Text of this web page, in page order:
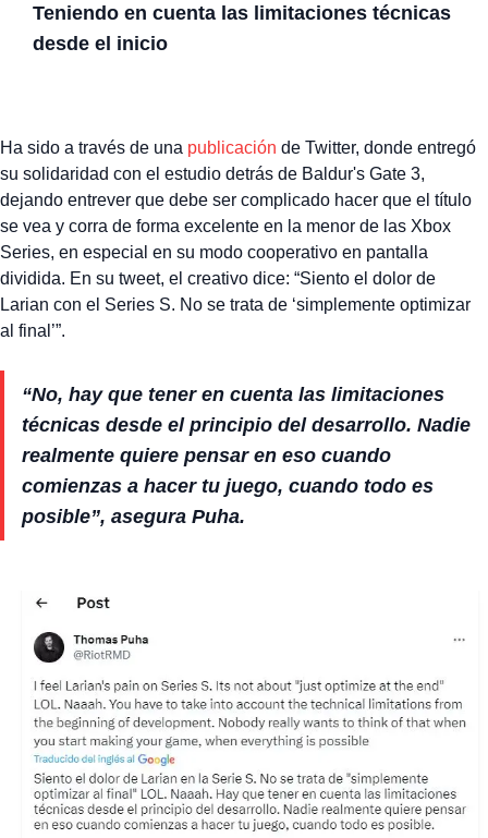
Teniendo en cuenta las limitaciones técnicas
desde el inicio
Ha sido a través de una publicación de Twitter, donde entregó
su solidaridad con el estudio detrás de Baldur's Gate 3,
dejando entrever que debe ser complicado hacer que el título
se vea y corra de forma excelente en la menor de las Xbox
Series, en especial en su modo cooperativo en pantalla
dividida. En su tweet, el creativo dice: “Siento el dolor de
Larian con el Series S. No se trata de ‘simplemente optimizar
al final’”.
“No, hay que tener en cuenta las limitaciones
técnicas desde el principio del desarrollo. Nadie
realmente quiere pensar en eso cuando
comienzas a hacer tu juego, cuando todo es
posible”, asegura Puha.